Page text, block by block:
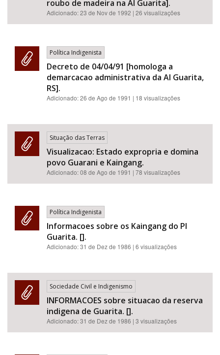
roubo de madeira na AI Guarita].
Adicionado:23 de Nov de 1992 | 26 visualizações
Política Indigenista
Decreto de 04/04/91 [homologa a
demarcacao administrativa da AI Guarita,
RS].
Adicionado:26 de Ago de 1991 | 18 visualizações
Situação das Terras
Visualizacao: Estado expropria e domina
povo Guarani e Kaingang.
Adicionado:08 de Ago de 1991 | 78 visualizações
Política Indigenista
Informacoes sobre os Kaingang do PI
Guarita. [].
Adicionado:31 de Dez de 1986 | 6 visualizações
Sociedade Civil e Indigenismo
INFORMACOES sobre situacao da reserva
indigena de Guarita. [].
Adicionado:31 de Dez de 1986 | 3 visualizações